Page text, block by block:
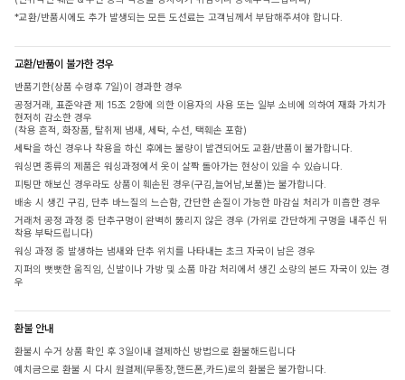
*교환/반품시에도 추가 발생되는 모든 도선료는 고객님께서 부담해주셔야 합니다.
교환/반품이 불가한 경우
반품기한(상품 수령후 7일)이 경과한 경우
공정거래, 표준약관 제 15조 2항에 의한 이용자의 사용 또는 일부 소비에 의하여 재화 가치가
현저히 감소한 경우
(착용 흔적, 화장품, 탈취제 냄새, 세탁, 수선, 택훼손 포함)
세탁을 하신 경우나 착용을 하신 후에는 불량이 발견되어도 교환/반품이 불가합니다.
워싱면 종류의 제품은 워싱과정에서 옷이 살짝 돌아가는 현상이 있을 수 있습니다.
피팅만 해보신 경우라도 상품이 훼손된 경우(구김,늘어남,보풀)는 불가합니다.
배송 시 생긴 구김, 단추 바느질의 느슨함, 간단한 손질이 가능한 마감실 처리가 미흡한 경우
거래처 공정 과정 중 단추구멍이 완벽히 뚫리지 않은 경우 (가위로 간단하게 구멍을 내주신 뒤
착용 부탁드립니다)
워싱 과정 중 발생하는 냄새와 단추 위치를 나타내는 초크 자국이 남은 경우
지퍼의 뻣뻣한 움직임, 신발이나 가방 및 소품 마감 처리에서 생긴 소량의 본드 자국이 있는 경
우
환불 안내
환불시 수거 상품 확인 후 3일이내 결제하신 방법으로 환불해드립니다
예치금으로 환불 시 다시 원결제(무통장,핸드폰,카드)로의 환불은 불가합니다.